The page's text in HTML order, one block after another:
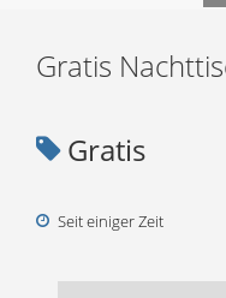
Gratis
Gratis
Seit einiger Zeit